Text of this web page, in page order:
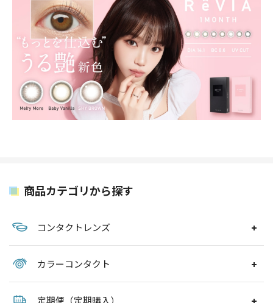
商品カテゴリから探す
コンタクトレンズ
カラーコンタクト
定期便（定期購入）